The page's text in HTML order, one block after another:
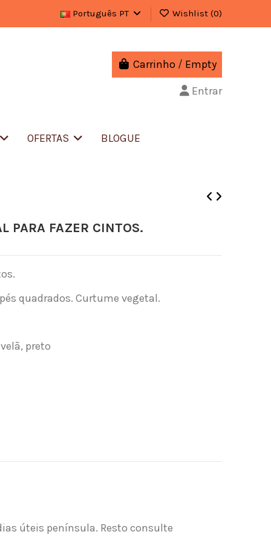
Português PT Wishlist (0)
Carrinho / Empty
Entrar
OFERTAS BLOGUE
PARA FAZER CINTOS.
quadrados. Curtume vegetal.
preto
úteis península. Resto consulte